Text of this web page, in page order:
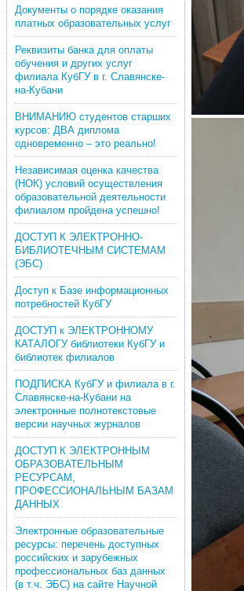
Документы о порядке оказания
платных образовательных услуг
Реквизиты банка для оплаты
обучения и других услуг
филиала КубГУ в г. Славянске-
на-Кубани
ВНИМАНИЮ студентов старших
курсов: ДВА диплома
одновременно – это реально!
Независимая оценка качества
(НОК) условий осуществления
образовательной деятельности
филиалом пройдена успешно!
ДОСТУП К ЭЛЕКТРОННО-
БИБЛИОТЕЧНЫМ СИСТЕМАМ
(ЭБС)
Доступ к Базе информационных
потребностей КубГУ
ДОСТУП к ЭЛЕКТРОННОМУ
КАТАЛОГУ библиотеки КубГУ и
библиотек филиалов
ПОДПИСКА КубГУ и филиала в г.
Славянске-на-Кубани на
электронные полнотекстовые
версии научных журналов
ДОСТУП К ЭЛЕКТРОННЫМ
ОБРАЗОВАТЕЛЬНЫМ
РЕСУРСАМ,
ПРОФЕССИОНАЛЬНЫМ БАЗАМ
ДАННЫХ
Электронные образовательные
ресурсы: перечень доступных
российских и зарубежных
профессиональных баз данных
(в т.ч. ЭБС) на сайте Научной